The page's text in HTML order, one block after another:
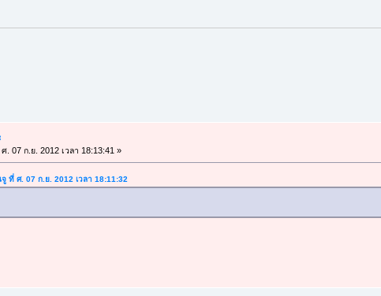
ศ. 07 ก.ย. 2012 เวลา 18:13:41 »
ที่ ศ. 07 ก.ย. 2012 เวลา 18:11:32